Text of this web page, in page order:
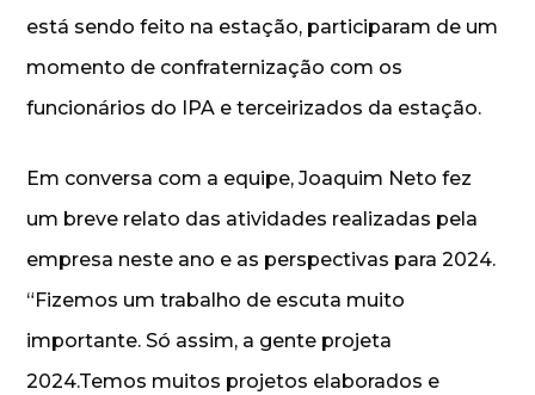
está sendo feito na estação, participaram de um
momento de confraternização com os
funcionários do IPA e terceirizados da estação.
Em conversa com a equipe, Joaquim Neto fez
um breve relato das atividades realizadas pela
empresa neste ano e as perspectivas para 2024.
“Fizemos um trabalho de escuta muito
importante. Só assim, a gente projeta
2024.Temos muitos projetos elaborados e